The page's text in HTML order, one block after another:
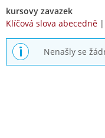
kursovy zavazek
Klíčová slova abecedně |
Nenašly se